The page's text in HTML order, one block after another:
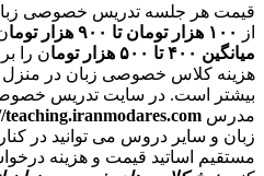
قیمت هر جلسه تدریس خصوصی
از
۱۰۰ هزار تومان تا ۹۰۰ هزار توما
میانگین ۴۰۰ تا ۵۰۰ هزار توما
ن را
هزینه کلاس خصوصی زبان در منزل
بیشتر است. در سایت تدریس
مدرس teaching.iranmodares.com
زبان و سایر دروس می توانید در
مستقیم اساتید قیمت و هزینه